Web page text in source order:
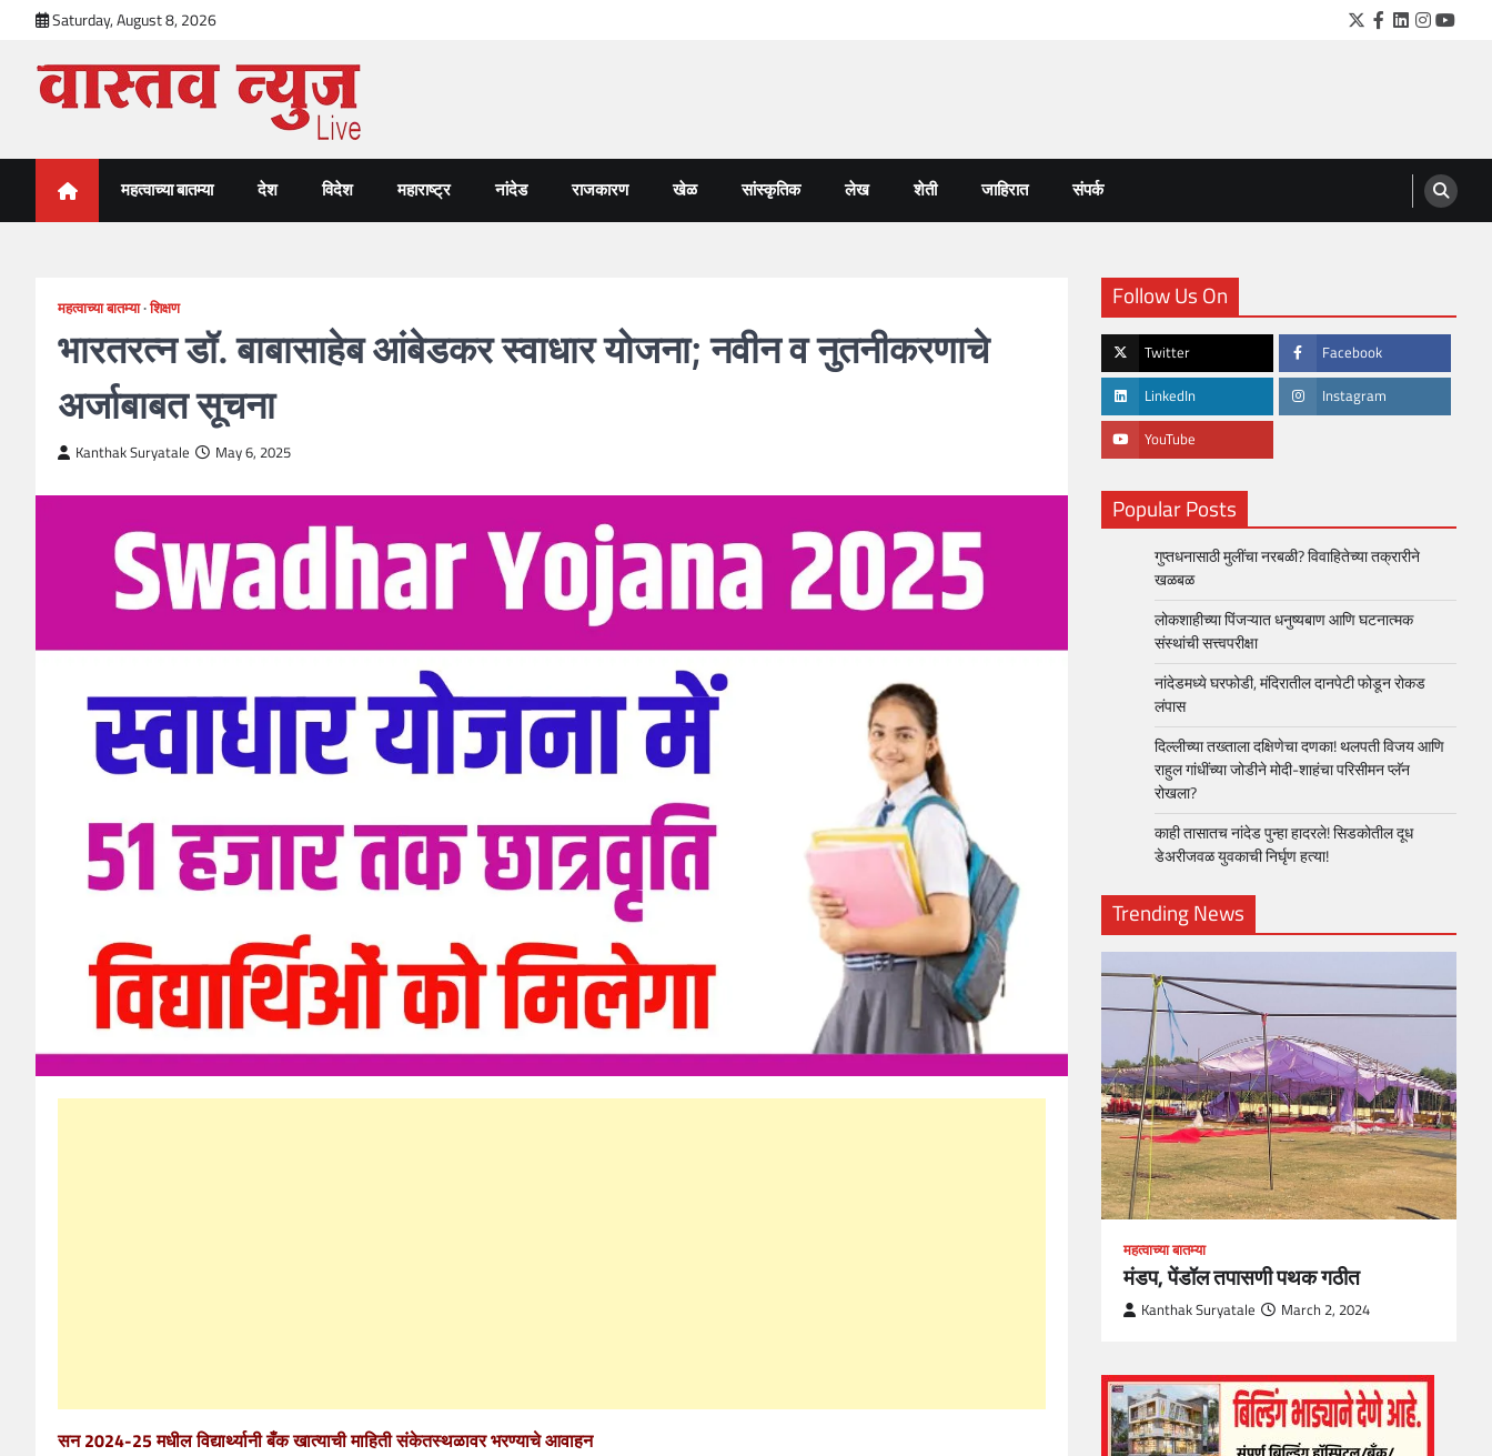
content
Saturday, August 8, 2026 Twitter
Facebook
LinkedIn
VastavNEWSLive.com
महत्वाच्या बातम्या देश विदेश महाराष्ट्र नांदेड राजकारण खेळ सांस्कृतिक लेख शेती जाहिरात संपर्क
महत्वाच्या बातम्या शिक्षण
भारतरत्न डॉ. बाबासाहेब आंबेडकर स्वाधार योजना; नवीन व नुतनीकरणाचे
अर्जाबाबत सूचना
Kanthak Suryatale May 6, 2025
सन 2024-25 मधील विद्यार्थ्यानी बँक खात्याची माहिती संकेतस्थळावर भरण्याचे आवाहन
Follow Us On
Twitter Facebook
LinkedIn Instagram
YouTube
Popular Posts
गुप्तधनासाठी मुलींचा नरबळी? विवाहितेच्या तक्रारीने
खळबळ
लोकशाहीच्या पिंजऱ्यात धनुष्यबाण आणि घटनात्मक
संस्थांची सत्त्वपरीक्षा
नांदेडमध्ये घरफोडी, मंदिरातील दानपेटी फोडून रोकड
लंपास
दिल्लीच्या तख्ताला दक्षिणेचा दणका! थलपती विजय आणि
राहुल गांधींच्या जोडीने मोदी-शाहंचा परिसीमन प्लॅन
रोखला?
काही तासातच नांदेड पुन्हा हादरले! सिडकोतील दूध
डेअरीजवळ युवकाची निर्घृण हत्या!
Trending News
What Is a Front-End Developer?
How to Become One, Salary, Skills
महत्वाच्या बातम्या
मंडप, पेंडॉल तपासणी पथक गठीत
Kanthak Suryatale March 2, 2024